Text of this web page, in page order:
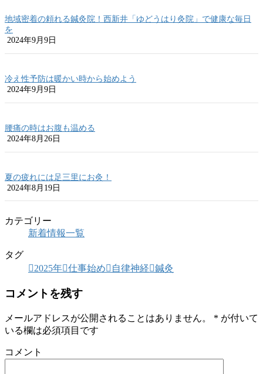
地域密着の頼れる鍼灸院！西新井「ゆどうはり灸院」で健康な毎日
を
2024年9月9日
冷え性予防は暖かい時から始めよう
2024年9月9日
腰痛の時はお腹も温める
2024年8月26日
夏の疲れには足三里にお灸！
2024年8月19日
カテゴリー
新着情報一覧
タグ
2025年 仕事始め 自律神経 鍼灸
コメントを残す
メールアドレスが公開されることはありません。 * が付いて
いる欄は必須項目です
コメント